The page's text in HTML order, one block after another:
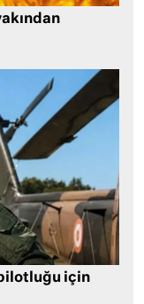
pilotluğu için